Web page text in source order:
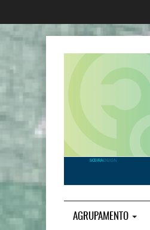
AGRUPAMENTO